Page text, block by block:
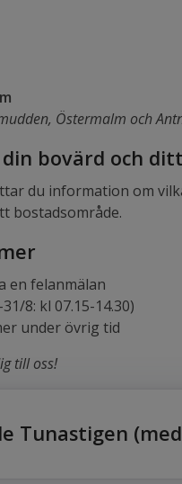
Östermalm och
bovärd och
du information om
bostadsområde.
en felanmälan
8: kl 07.15-14.30)
under övrig tid
till oss!
Tunastigen